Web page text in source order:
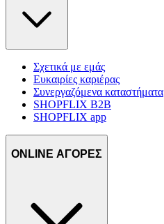
Σχετικά με εμάς
Ευκαιρίες καριέρας
Συνεργαζόμενα καταστήματα
SHOPFLIX B2B
SHOPFLIX app
ONLINE ΑΓΟΡΕΣ